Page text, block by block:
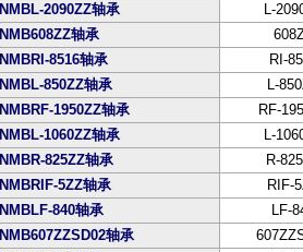
NMBL-2090ZZ轴承
L-
NMB608ZZ轴承
NMBRI-8516轴承
RI-
NMBL-850ZZ轴承
L-
NMBRF-1950ZZ轴承
RF-
NMBL-1060ZZ轴承
L-
NMBR-825ZZ轴承
R-
NMBRIF-5ZZ轴承
RIF-
NMBLF-840轴承
LF-
NMB607ZZSD02轴承